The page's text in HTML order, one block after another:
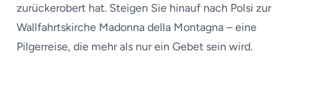
zurückerobert hat. Steigen Sie hinauf nach Polsi zur
Wallfahrtskirche Madonna della Montagna – eine
Pilgerreise, die mehr als nur ein Gebet sein wird.